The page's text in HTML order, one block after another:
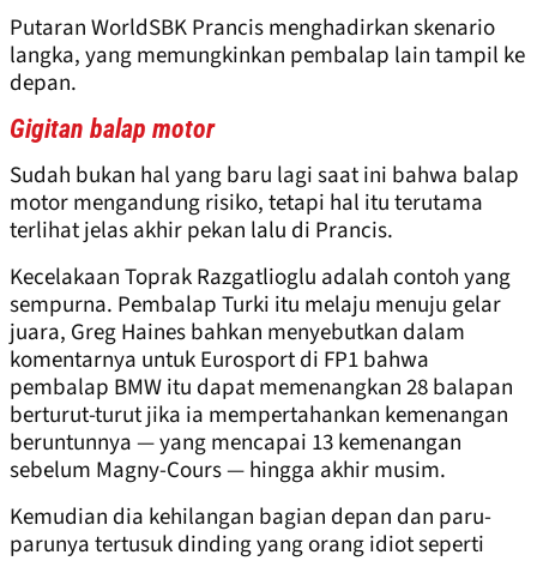
Putaran WorldSBK Prancis menghadirkan skenario
langka, yang memungkinkan pembalap lain tampil ke
depan.
Gigitan balap motor
Sudah bukan hal yang baru lagi saat ini bahwa balap
motor mengandung risiko, tetapi hal itu terutama
terlihat jelas akhir pekan lalu di Prancis.
Kecelakaan Toprak Razgatlioglu adalah contoh yang
sempurna. Pembalap Turki itu melaju menuju gelar
juara, Greg Haines bahkan menyebutkan dalam
komentarnya untuk Eurosport di FP1 bahwa
pembalap BMW itu dapat memenangkan 28 balapan
berturut-turut jika ia mempertahankan kemenangan
beruntunnya — yang mencapai 13 kemenangan
sebelum Magny-Cours — hingga akhir musim.
Kemudian dia kehilangan bagian depan dan paru-
parunya tertusuk dinding yang orang idiot seperti